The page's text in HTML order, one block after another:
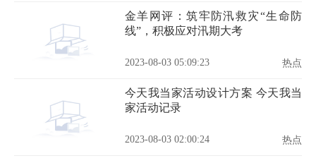
金羊网评：筑牢防汛救灾“生命防
线”，积极应对汛期大考
2023-08-03 05:09:23 热点
今天我当家活动设计方案 今天我当
家活动记录
2023-08-03 02:00:24 热点